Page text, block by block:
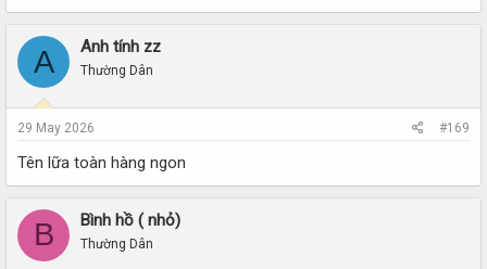
A Anh tính zz
Thường Dân
29 May 2026 #169
Tên lữa toàn hàng ngon
B Bình hồ ( nhỏ)
Thường Dân